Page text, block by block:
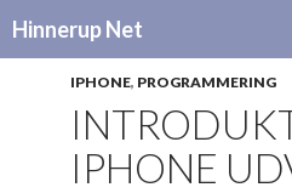
Hinnerup Net
IPHONE, PROGRAMMERING
IPHONE